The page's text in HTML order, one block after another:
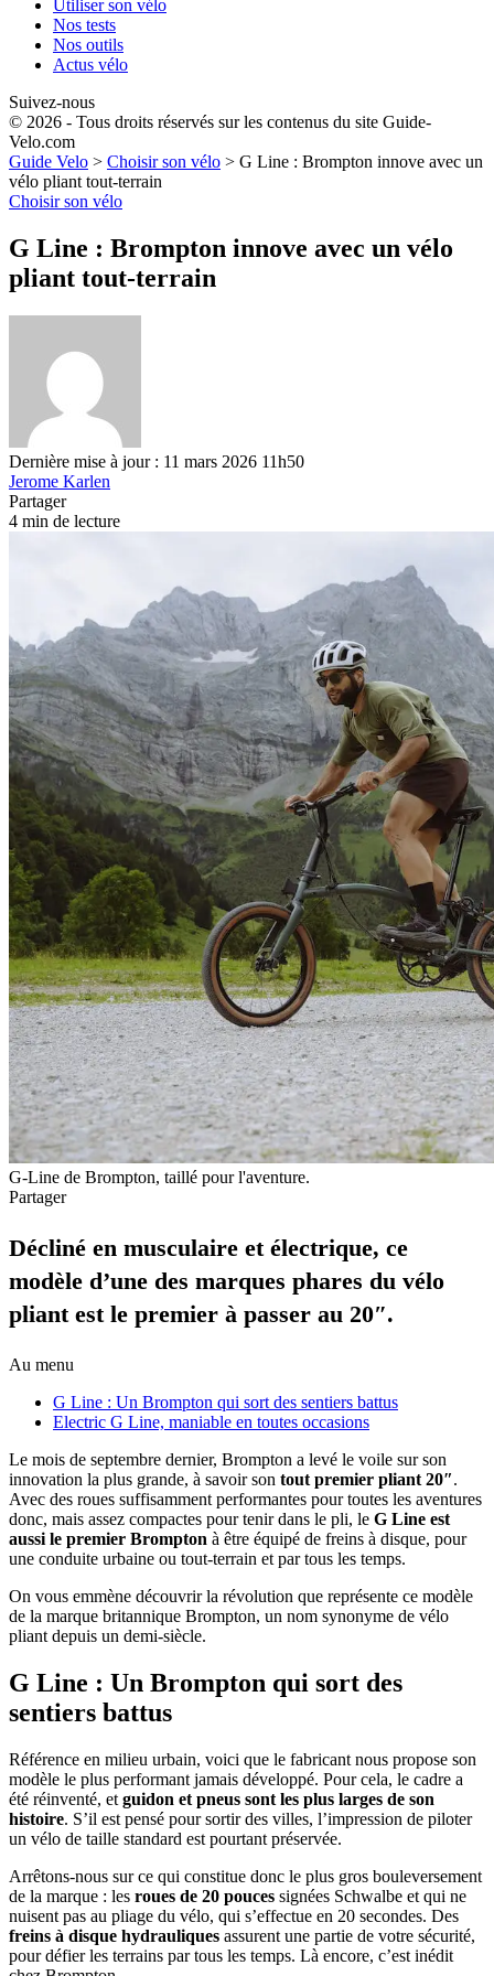
Utiliser son vélo
Nos tests
Nos outils
Actus vélo
Suivez-nous
© 2026 - Tous droits réservés sur les contenus du site Guide-
Velo.com
Guide Velo > Choisir son vélo > G Line : Brompton innove avec un
vélo pliant tout-terrain
Choisir son vélo
G Line : Brompton innove avec un vélo
pliant tout-terrain
Dernière mise à jour : 11 mars 2026 11h50
Jerome Karlen
Partager
4 min de lecture
G-Line de Brompton, taillé pour l'aventure.
Partager
Décliné en musculaire et électrique, ce
modèle d’une des marques phares du vélo
pliant est le premier à passer au 20″.
Au menu
G Line : Un Brompton qui sort des sentiers battus
Electric G Line, maniable en toutes occasions
Le mois de septembre dernier, Brompton a levé le voile sur son
innovation la plus grande, à savoir son tout premier pliant 20″.
Avec des roues suffisamment performantes pour toutes les aventures
donc, mais assez compactes pour tenir dans le pli, le G Line est
aussi le premier Brompton à être équipé de freins à disque, pour
une conduite urbaine ou tout-terrain et par tous les temps.
On vous emmène découvrir la révolution que représente ce modèle
de la marque britannique Brompton, un nom synonyme de vélo
pliant depuis un demi-siècle.
G Line : Un Brompton qui sort des
sentiers battus
Référence en milieu urbain, voici que le fabricant nous propose son
modèle le plus performant jamais développé. Pour cela, le cadre a
été réinventé, et guidon et pneus sont les plus larges de son
histoire. S’il est pensé pour sortir des villes, l’impression de piloter
un vélo de taille standard est pourtant préservée.
Arrêtons-nous sur ce qui constitue donc le plus gros bouleversement
de la marque : les roues de 20 pouces signées Schwalbe et qui ne
nuisent pas au pliage du vélo, qui s’effectue en 20 secondes. Des
freins à disque hydrauliques assurent une partie de votre sécurité,
pour défier les terrains par tous les temps. Là encore, c’est inédit